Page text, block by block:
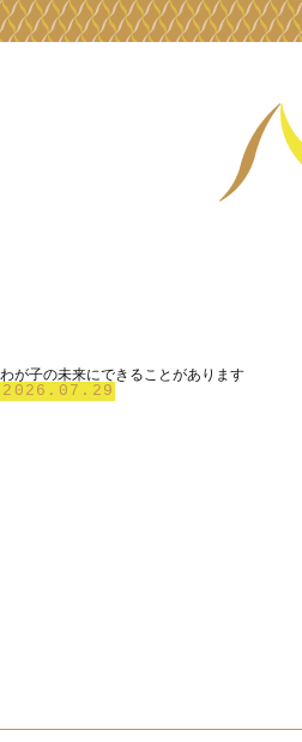
わが子の未来にできることがあります
2026.07.29